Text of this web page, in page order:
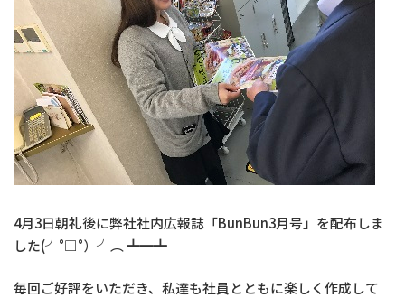
4月3日朝礼後に弊社社内広報誌「BunBun3月号」を配布しま
した(╯°□°）╯︵ ┻━┻
毎回ご好評をいただき、私達も社員とともに楽しく作成して